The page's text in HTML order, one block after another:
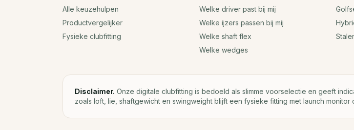
Alle keuzehulpen
Productvergelijker
Fysieke clubfitting
Welke driver past bij mij
Welke ijzers passen bij mij
Welke shaft flex
Welke wedges
Disclaimer. Onze digitale clubfitting is bedoeld als slimme voorselectie en geeft
zoals loft, lie, shaftgewicht en swingweight blijft een fysieke fitting met launch monitor